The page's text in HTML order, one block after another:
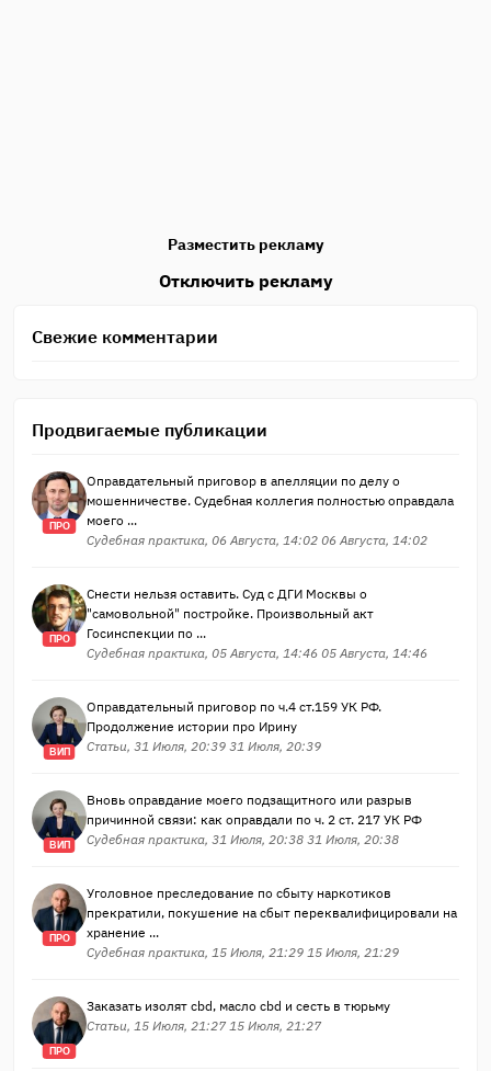
Разместить рекламу
Отключить рекламу
Свежие комментарии
Продвигаемые публикации
ПРО
Оправдательный приговор в апелляции по делу о
мошенничестве. Судебная коллегия полностью оправдала
моего ...
Судебная практика, 06 Августа, 14:02 06 Августа, 14:02
ПРО
Снести нельзя оставить. Суд с ДГИ Москвы о
"самовольной" постройке. Произвольный акт
Госинспекции по ...
Судебная практика, 05 Августа, 14:46 05 Августа, 14:46
ВИП
Оправдательный приговор по ч.4 ст.159 УК РФ.
Продолжение истории про Ирину
Статьи, 31 Июля, 20:39 31 Июля, 20:39
ВИП
Вновь оправдание моего подзащитного или разрыв
причинной связи: как оправдали по ч. 2 ст. 217 УК РФ
Судебная практика, 31 Июля, 20:38 31 Июля, 20:38
ПРО
Уголовное преследование по сбыту наркотиков
прекратили, покушение на сбыт переквалифицировали на
хранение ...
Судебная практика, 15 Июля, 21:29 15 Июля, 21:29
ПРО
Заказать изолят cbd, масло cbd и сесть в тюрьму
Статьи, 15 Июля, 21:27 15 Июля, 21:27